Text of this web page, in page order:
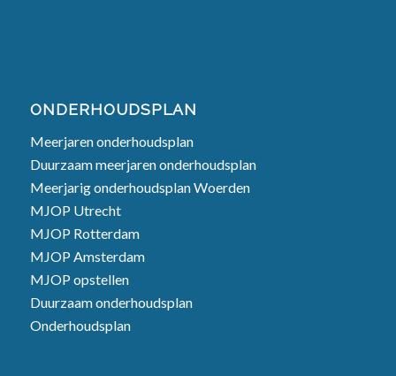
ONDERHOUDSPLAN
Meerjaren onderhoudsplan
Duurzaam meerjaren onderhoudsplan
Meerjarig onderhoudsplan Woerden
MJOP Utrecht
MJOP Rotterdam
MJOP Amsterdam
MJOP opstellen
Duurzaam onderhoudsplan
Onderhoudsplan